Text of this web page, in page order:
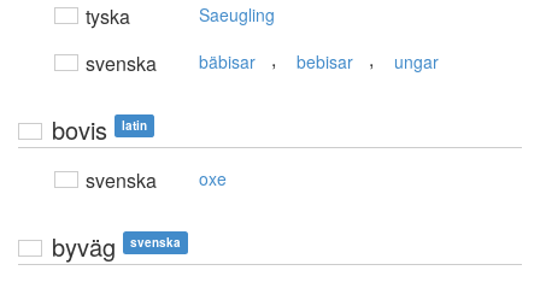
tyska Saeugling
svenska bäbisar , bebisar , ungar
bovis latin
svenska oxe
byväg svenska